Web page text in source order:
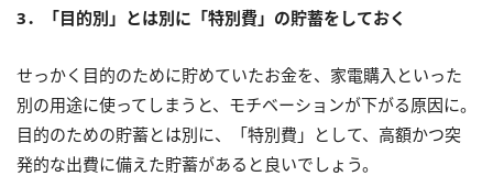
3．「目的別」とは別に「特別費」の貯蓄をしておく
せっかく目的のために貯めていたお金を、家電購入といった
別の用途に使ってしまうと、モチベーションが下がる原因に。
目的のための貯蓄とは別に、「特別費」として、高額かつ突
発的な出費に備えた貯蓄があると良いでしょう。